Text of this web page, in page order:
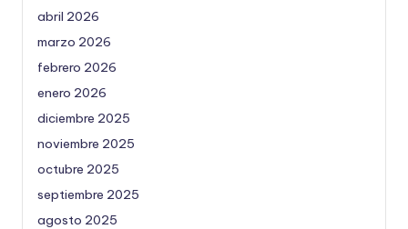
abril 2026
marzo 2026
febrero 2026
enero 2026
diciembre 2025
noviembre 2025
octubre 2025
septiembre 2025
agosto 2025